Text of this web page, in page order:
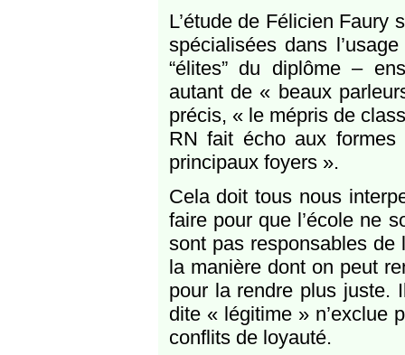
L’étude de Félicien Faury
spécialisées dans
“élites” du diplôme –
autant de « beaux
précis, « le mépris de
RN fait écho aux formes
principaux foyers ».
Cela doit tous nous
faire pour que l’école ne
sont pas responsables de
la manière dont on peut
pour la rendre plus juste.
dite « légitime » n’exclue
conflits de loyauté.